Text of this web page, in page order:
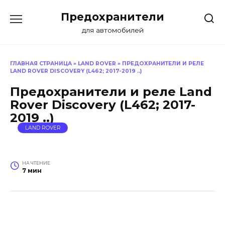
Предохранители
для автомобилей
ГЛАВНАЯ СТРАНИЦА » LAND ROVER » ПРЕДОХРАНИТЕЛИ И РЕЛЕ
LAND ROVER DISCOVERY (L462; 2017-2019 ..)
Предохранители и реле Land
Rover Discovery (L462; 2017-
2019 ..)
LAND ROVER
НА ЧТЕНИЕ
7 мин